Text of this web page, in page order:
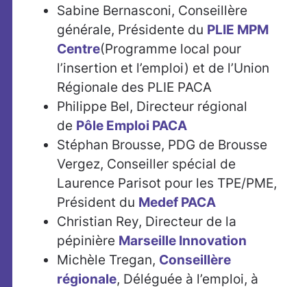
Sabine Bernasconi, Conseillère
générale, Présidente du PLIE MPM
Centre(Programme local pour
l’insertion et l’emploi) et de l’Union
Régionale des PLIE PACA
Philippe Bel, Directeur régional
de Pôle Emploi PACA
Stéphan Brousse, PDG de Brousse
Vergez, Conseiller spécial de
Laurence Parisot pour les TPE/PME,
Président du Medef PACA
Christian Rey, Directeur de la
pépinière Marseille Innovation
Michèle Tregan, Conseillère
régionale, Déléguée à l’emploi, à